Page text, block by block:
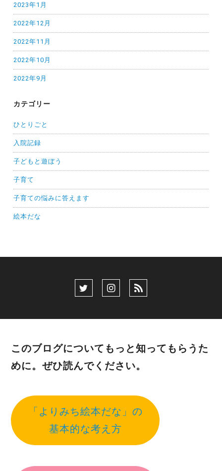
2023年1月
2022年12月
2022年11月
2022年10月
2022年9月
カテゴリー
ひとりごと
入院記録
子どもと遊ぼう
子育て
子育ての悩みに答えます
絵本だな
このブログについてもっと知ってもらうた
めに。ぜひ読んでください。
「よりみち絵本だな」の
基本的な考え方